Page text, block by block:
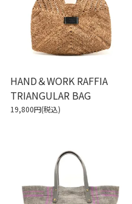
HAND＆WORK RAFFIA
TRIANGULAR BAG
19,800円(税込)